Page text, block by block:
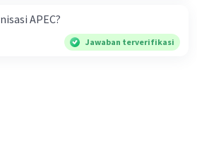
23, Pasal 26 , Pasal 27,pasal ,pasal
31 dan pasal 33 )
APEC?
Jawaban terverifikasi